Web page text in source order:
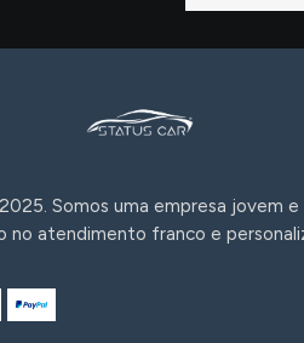
Somos uma empresa jovem
no atendimento franco e